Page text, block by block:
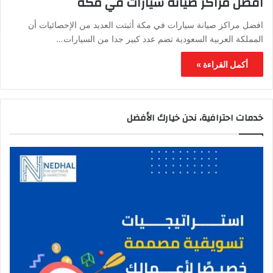
افضل مراكز صيانة سيارات في مكة أثبتت العديد من الإحصائيات أن
المملكة العربية السعودية تضم عدد كبير جدا من السيارات…
أكمل القراءة »
خدمات احترافية، نحن خيارك الأفضل